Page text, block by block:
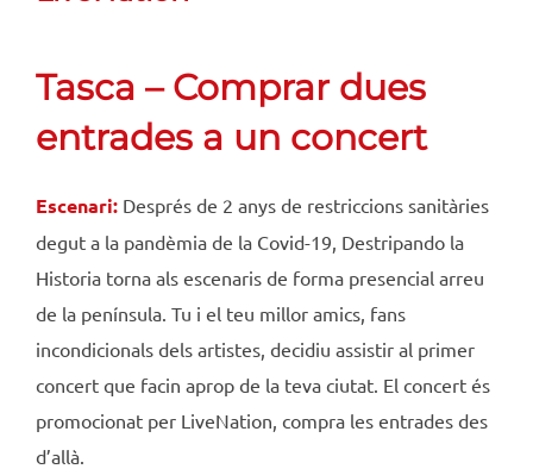
Tasca – Comprar dues
entrades a un concert
Escenari: Després de 2 anys de restriccions sanitàries
degut a la pandèmia de la Covid-19, Destripando la
Historia torna als escenaris de forma presencial arreu
de la península. Tu i el teu millor amics, fans
incondicionals dels artistes, decidiu assistir al primer
concert que facin aprop de la teva ciutat. El concert és
promocionat per LiveNation, compra les entrades des
d’allà.